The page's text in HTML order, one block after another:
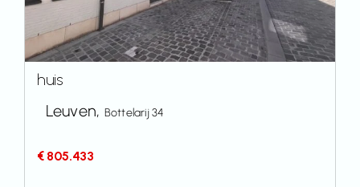
huis
Leuven, Bottelarij 34
€ 805.433